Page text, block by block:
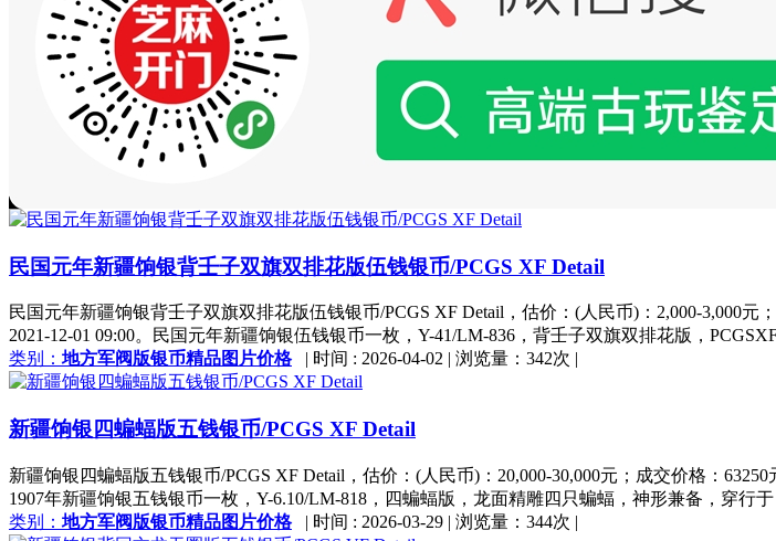
民国元年新疆饷银背壬子双旗双排花版伍钱银币/PCGS XF Detail
民国元年新疆饷银背壬子双旗双排花版伍钱银币/PCGS XF Detail，估价：(人民币)：2,000-3,000
2021-12-01 09:00。民国元年新疆饷银伍钱银币一枚，Y-41/LM-836，背壬子双旗双排花版，
类别： 地方军阀版银币精品图片价格 | 时间 : 2026-04-02 | 浏览量：342次 |
新疆饷银四蝙蝠版五钱银币/PCGS XF Detail
新疆饷银四蝙蝠版五钱银币/PCGS XF Detail，估价：(人民币)：20,000-30,000元；成交价格：
1907年新疆饷银五钱银币一枚，Y-6.10/LM-818，四蝙蝠版，龙面精雕四只蝙蝠，神形兼备，穿行于
类别： 地方军阀版银币精品图片价格 | 时间 : 2026-03-29 | 浏览量：344次 |